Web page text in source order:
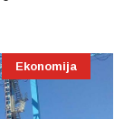
Ekonomija